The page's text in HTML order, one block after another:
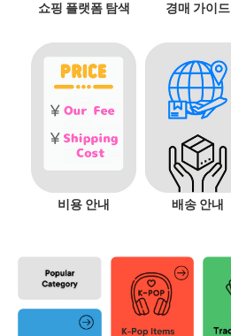
쇼핑 플랫폼 탐색 경매 가이드
비용 안내 배송 안내